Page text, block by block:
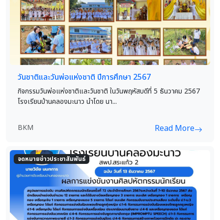
วันชาติและวันพ่อแห่งชาติ ปีการศึกษา 2567
กิจกรรมวันพ่อแห่งชาติและวันชาติ ในวันพฤหัสบดีที่ 5 ธันวาคม 2567
โรงเรียนบ้านคลองมะนาว นำโดย นา...
BKM Read More
จดหมายข่าวประชาสัมพันธ์